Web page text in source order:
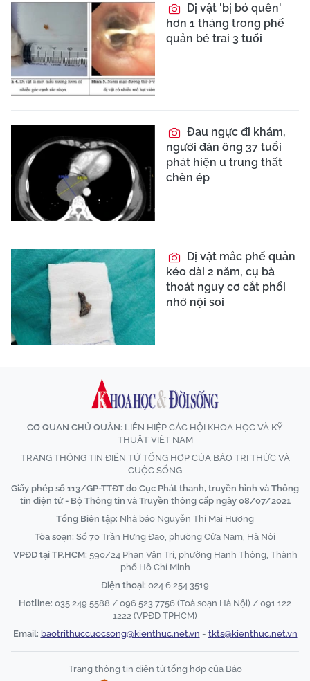
Dị vật 'bị bỏ quên'
hơn 1 tháng trong phế
quản bé trai 3 tuổi
Đau ngực đi khám,
người đàn ông 37 tuổi
phát hiện u trung thất
chèn ép
Dị vật mắc phế quản
kéo dài 2 năm, cụ bà
thoát nguy cơ cắt phổi
nhờ nội soi
CƠ QUAN CHỦ QUẢN: LIÊN HIỆP CÁC HỘI KHOA HỌC VÀ KỸ
THUẬT VIỆT NAM
TRANG THÔNG TIN ĐIỆN TỬ TỔNG HỢP CỦA BÁO TRI THỨC VÀ
CUỘC SỐNG
Giấy phép số 113/GP-TTĐT do Cục Phát thanh, truyền hình và Thông
tin điện tử - Bộ Thông tin và Truyền thông cấp ngày 08/07/2021
Tổng Biên tập: Nhà báo Nguyễn Thị Mai Hương
Tòa soạn: Số 70 Trần Hưng Đạo, phường Cửa Nam, Hà Nội
VPĐD tại TP.HCM: 590/24 Phan Văn Trị, phường Hạnh Thông, Thành
phố Hồ Chí Minh
Điện thoại: 024 6 254 3519
Hotline: 035 249 5588 / 096 523 7756 (Toà soạn Hà Nội) / 091 122
1222 (VPĐD TPHCM)
Email: baotrithuccuocsong@kienthuc.net.vn - tkts@kienthuc.net.vn
Trang thông tin điện tử tổng hợp của Báo